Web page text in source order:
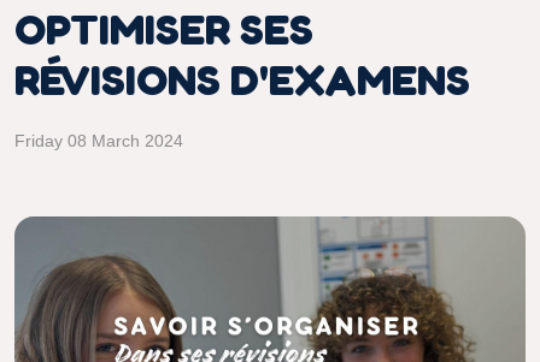
OPTIMISER SES
RÉVISIONS D'EXAMENS
Friday 08 March 2024